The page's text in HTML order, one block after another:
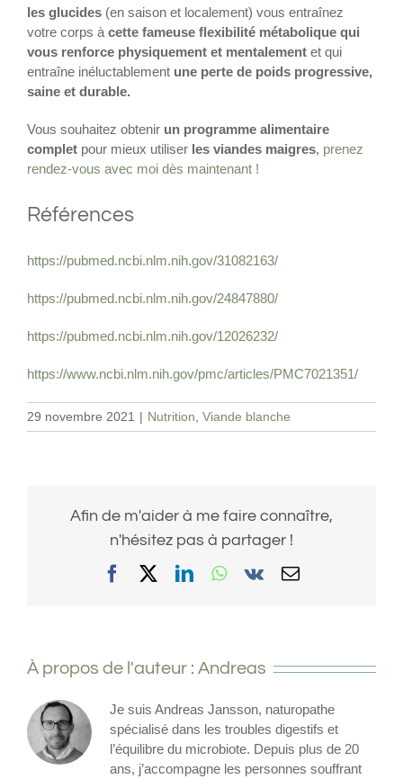
les glucides (en saison et localement) vous entraînez
votre corps à cette fameuse flexibilité métabolique qui
vous renforce physiquement et mentalement et qui
entraîne inéluctablement une perte de poids progressive,
saine et durable.
Vous souhaitez obtenir un programme alimentaire
complet pour mieux utiliser les viandes maigres, prenez
rendez-vous avec moi dès maintenant !
Références
https://pubmed.ncbi.nlm.nih.gov/31082163/
https://pubmed.ncbi.nlm.nih.gov/24847880/
https://pubmed.ncbi.nlm.nih.gov/12026232/
https://www.ncbi.nlm.nih.gov/pmc/articles/PMC7021351/
29 novembre 2021 | Nutrition Viande blanche
Afin de m'aider à me faire connaître,
n'hésitez pas à partager !
FacebookLinkedInWhatsApp
Vk Email
À propos de l'auteur : Andreas
Je suis Andreas Jansson, naturopathe
spécialisé dans les troubles digestifs et
l’équilibre du microbiote. Depuis plus de 20
ans, j’accompagne les personnes souffrant